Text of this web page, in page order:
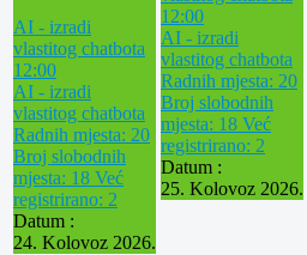
AI - izradi
vlastitog chatbota
12:00
AI - izradi
vlastitog chatbota
Radnih mjesta: 20
Broj slobodnih
mjesta: 18 Već
registrirano: 2
Datum :
24. Kolovoz 2026.
12:00
AI - izradi
vlastitog chatbota
Radnih mjesta: 20
Broj slobodnih
mjesta: 18 Već
registrirano: 2
Datum :
25. Kolovoz 2026.